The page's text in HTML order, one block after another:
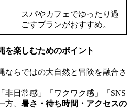
スパやカフェでゆったり過
ごすプランがおすすめ。
を楽しむためのポイント
ならではの大自然と冒険を融合さ
非日常感」「ワクワク感」「SNS
、 暑さ・待ち時間・アクセスの